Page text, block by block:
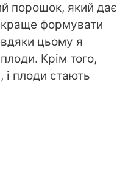
порошок, який дає
краще формувати
цьому я
Крім того,
плоди стають